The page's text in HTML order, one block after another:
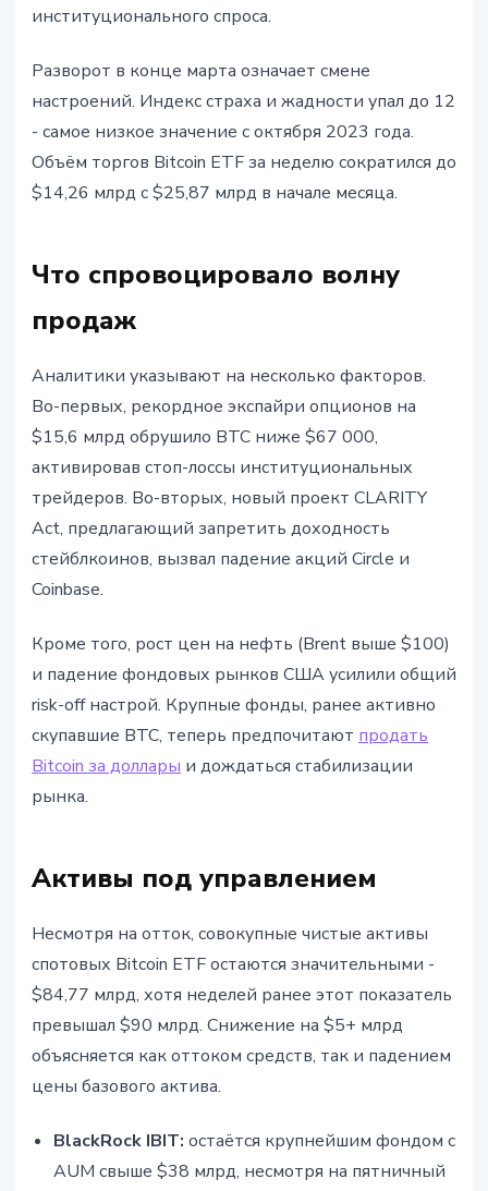
институционального спроса.
Разворот в конце марта означает смене
настроений. Индекс страха и жадности упал до 12
- самое низкое значение с октября 2023 года.
Объём торгов Bitcoin ETF за неделю сократился до
$14,26 млрд с $25,87 млрд в начале месяца.
Что спровоцировало волну
продаж
Аналитики указывают на несколько факторов.
Во-первых, рекордное экспайри опционов на
$15,6 млрд обрушило BTC ниже $67 000,
активировав стоп-лоссы институциональных
трейдеров. Во-вторых, новый проект CLARITY
Act, предлагающий запретить доходность
стейблкоинов, вызвал падение акций Circle и
Coinbase.
Кроме того, рост цен на нефть (Brent выше $100)
и падение фондовых рынков США усилили общий
risk-off настрой. Крупные фонды, ранее активно
скупавшие BTC, теперь предпочитают продать
Bitcoin за доллары и дождаться стабилизации
рынка.
Активы под управлением
Несмотря на отток, совокупные чистые активы
спотовых Bitcoin ETF остаются значительными -
$84,77 млрд, хотя неделей ранее этот показатель
превышал $90 млрд. Снижение на $5+ млрд
объясняется как оттоком средств, так и падением
цены базового актива.
BlackRock IBIT: остаётся крупнейшим фондом с
AUM свыше $38 млрд, несмотря на пятничный